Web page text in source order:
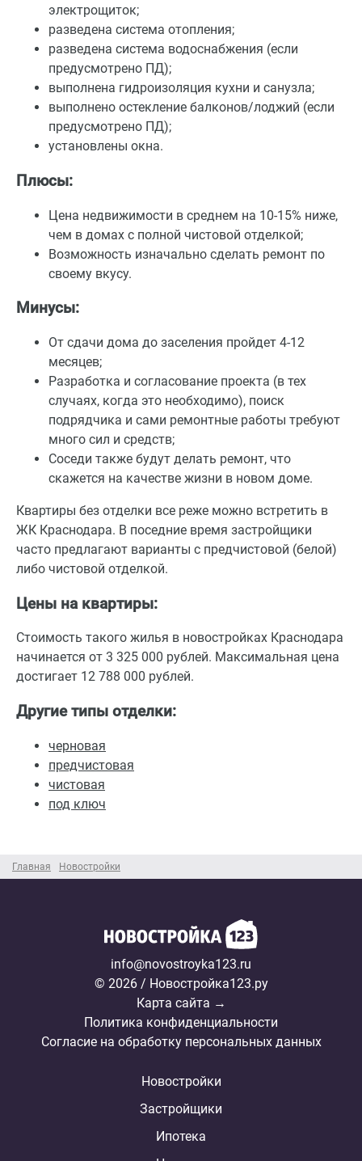
Главная Новостройки
электрощиток;
разведена система отопления;
разведена система водоснабжения (если
предусмотрено ПД);
выполнена гидроизоляция кухни и санузла;
выполнено остекление балконов/лоджий (если
предусмотрено ПД);
установлены окна.
Плюсы:
Цена недвижимости в среднем на 10-15% ниже,
чем в домах с полной чистовой отделкой;
Возможность изначально сделать ремонт по
своему вкусу.
Минусы:
От сдачи дома до заселения пройдет 4-12
месяцев;
Разработка и согласование проекта (в тех
случаях, когда это необходимо), поиск
подрядчика и сами ремонтные работы требуют
много сил и средств;
Соседи также будут делать ремонт, что
скажется на качестве жизни в новом доме.
Квартиры без отделки все реже можно встретить в
ЖК Краснодара. В поседние время застройщики
часто предлагают варианты с предчистовой (белой)
либо чистовой отделкой.
Цены на квартиры:
Стоимость такого жилья в новостройках Краснодара
начинается от 3 325 000 рублей. Максимальная цена
достигает 12 788 000 рублей.
Другие типы отделки:
черновая
предчистовая
чистовая
под ключ
info@novostroyka123.ru
© 2026 / Новостройка123.ру
Карта сайта →
Политика конфиденциальности
Согласие на обработку персональных данных
Новостройки
Застройщики
Ипотека